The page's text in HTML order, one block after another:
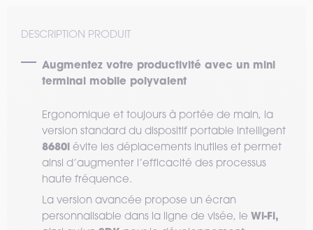
DESCRIPTION PRODUIT
Augmentez votre productivité avec un mini
terminal mobile polyvalent
Ergonomique et toujours à portée de main, la
version standard du dispositif portable intelligent
8680i évite les déplacements inutiles et permet
ainsi d’augmenter l’efficacité des processus
haute fréquence.
La version avancée propose un écran
personnalisable dans la ligne de visée, le Wi-Fi,